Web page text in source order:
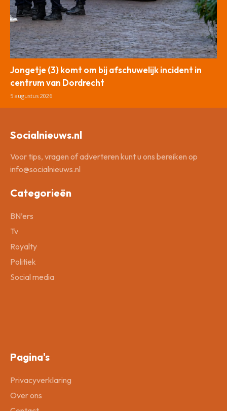
Jongetje (3) komt om bij afschuwelijk incident in
centrum van Dordrecht
5 augustus 2026
Socialnieuws.nl
Voor tips, vragen of adverteren kunt u ons bereiken op
info@socialnieuws.nl
Categorieën
BN’ers
Tv
Royalty
Politiek
Social media
Pagina's
Privacyverklaring
Over ons